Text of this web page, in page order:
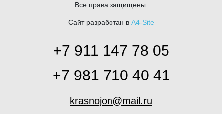
Все права защищены.
Сайт разработан в A4-Site
+7 911 147 78 05
+7 981 710 40 41
krasnojon@mail.ru